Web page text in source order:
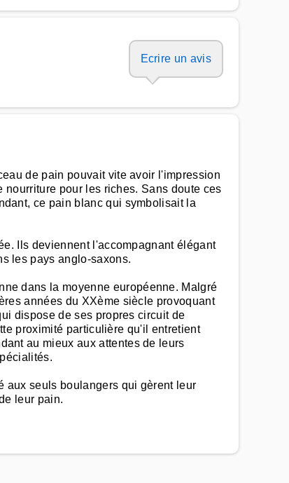
Ecrire un avis
de pain pouvait vite avoir l'impression
pour les riches. Sans doute ces
ce pain blanc qui symbolisait la
Ils deviennent l'accompagnant élégant
les pays anglo-saxons.
dans la moyenne européenne. Malgré
années du XXème siècle provoquant
dispose de ses propres circuit de
proximité particulière qu'il entretient
au mieux aux attentes de leurs
aux seuls boulangers qui gèrent leur
leur pain.